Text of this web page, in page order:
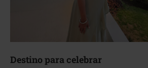
Destino para celebrar